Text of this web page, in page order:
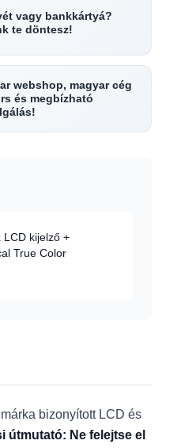
vagy bankkártyá?
te döntesz!
webshop, magyar cég
és megbízható
LCD kijelző +
True Color
bizonyított LCD és
útmutató: Ne felejtse el